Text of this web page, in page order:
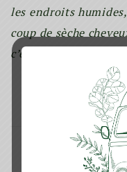
les endroits
coup de sèche
c’est nécessaire.
(Photo non
SHARE: